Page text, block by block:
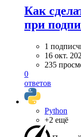
Как
при
1
16 окт.
235
0
ответов
Python
+2 ещё